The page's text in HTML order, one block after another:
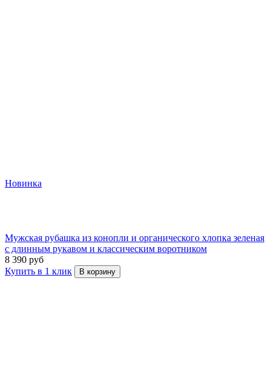
Новинка
Мужская рубашка из конопли и органического хлопка зеленая
с длинным рукавом и классическим воротником
8 390 руб
Купить в 1 клик
В корзину